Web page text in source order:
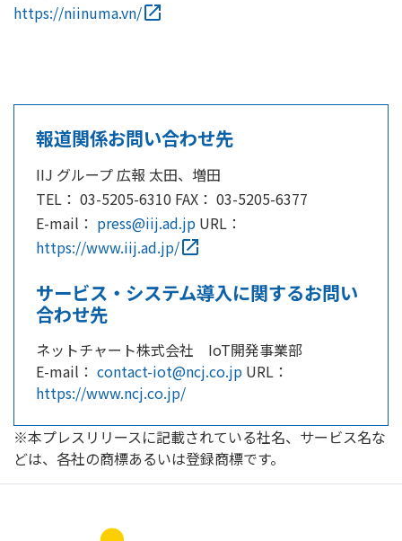
https://niinuma.vn/open_in_new
報道関係お問い合わせ先
IIJ グループ 広報 太田、増田
TEL： 03-5205-6310 FAX： 03-5205-6377
E-mail： press@iij.ad.jp URL：
https://www.iij.ad.jp/open_in_new
サービス・システム導入に関するお問い
合わせ先
ネットチャート株式会社 IoT開発事業部
E-mail： contact-iot@ncj.co.jp ​ URL：
https://www.ncj.co.jp/
※本プレスリリースに記載されている社名、サービス名な
どは、各社の商標あるいは登録商標です。